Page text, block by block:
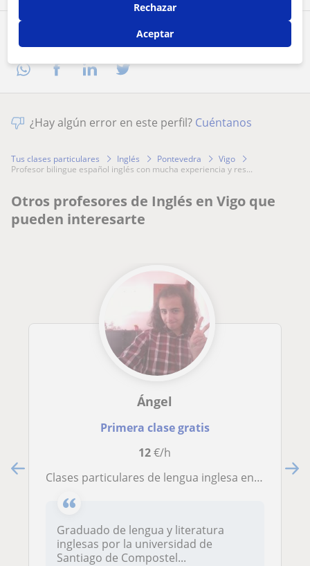
Comparte a este profesor
¿Hay algún error en este perfil? Cuéntanos
Tus clases particulares Inglés Pontevedra
Vigo
profesor bilingue español inglés con mucha experiencia y res...
Otros profesores de Inglés en Vigo que
pueden interesarte
Ángel
Primera clase gratis
12€/h
Clases particulares de lengua inglesa en la zona de Vigo
Graduado de lengua y literatura
inglesas por la universidad de
Santiago de Compostel...
Rechazar
Aceptar